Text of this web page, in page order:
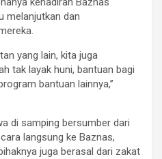
melanjutkan dan
yang lain, kita juga
tak layak huni, bantuan bagi
bantuan lainnya,’’
di samping bersumber dari
langsung ke Baznas,
juga berasal dari zakat